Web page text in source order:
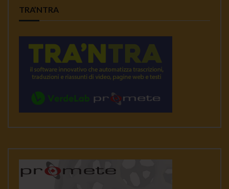
TRA’NTRA